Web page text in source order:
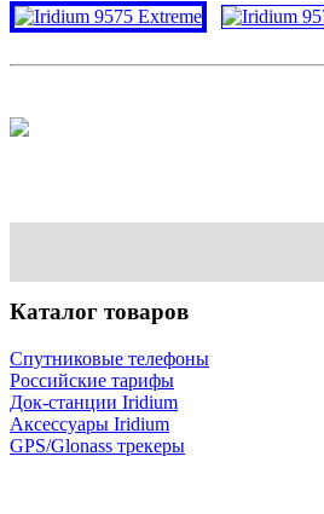
Каталог товаров
Спутниковые телефоны
Российские тарифы
Док-станции Iridium
Аксессуары Iridium
GPS/Glonass трекеры